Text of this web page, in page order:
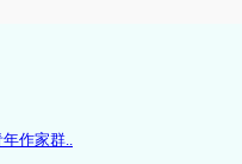
作家群..